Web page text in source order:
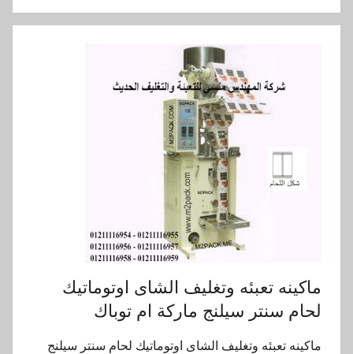
ماكينه تعبئه وتغليف الشاى اوتوماتيك
لحام سنتر سيلنج ماركة ام توباك
ماكينه تعبئه وتغليف الشاى اوتوماتيك لحام سنتر سيلنج